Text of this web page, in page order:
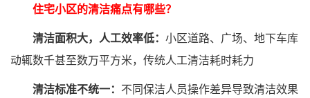
住宅小区的清洁痛点有哪些？
清洁面积大，人工效率低： 小区道路、广场、地下车库
动辄数千甚至数万平方米，传统人工清洁耗时耗力
清洁标准不统一： 不同保洁人员操作差异导致清洁效果